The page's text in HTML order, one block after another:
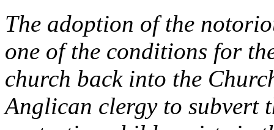
The adoption of the
one of the conditions for
church back into the
Anglican clergy to subvert